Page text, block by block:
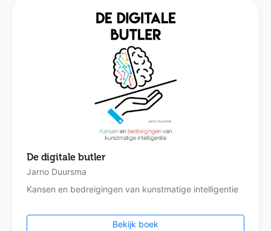
De digitale butler
Jarno Duursma
Kansen en bedreigingen van kunstmatige intelligentie
Bekijk boek